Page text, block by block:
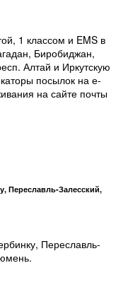
1 классом и EMS в
Биробиджан,
Алтай и Иркутскую
посылок на е-
на сайте почты
Переславль-Залесский,
Переславль-